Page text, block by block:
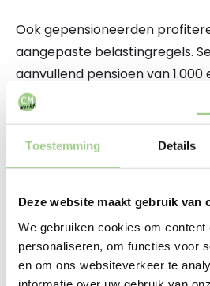
Toestemming Details
Deze website maakt gebruik van
We gebruiken cookies om content
personaliseren, om functies voor
en om ons websiteverkeer te
Ook gepensioneerden
aangepaste belastingregels.
aanvullend pensioen van
hoeven 12 euro minder
dit bedrag kleiner is, is het
verlichting voor velen.
Helaas zijn de veranderingen
positief. Werkenden met lage
juist op achteruit. Voor mensen